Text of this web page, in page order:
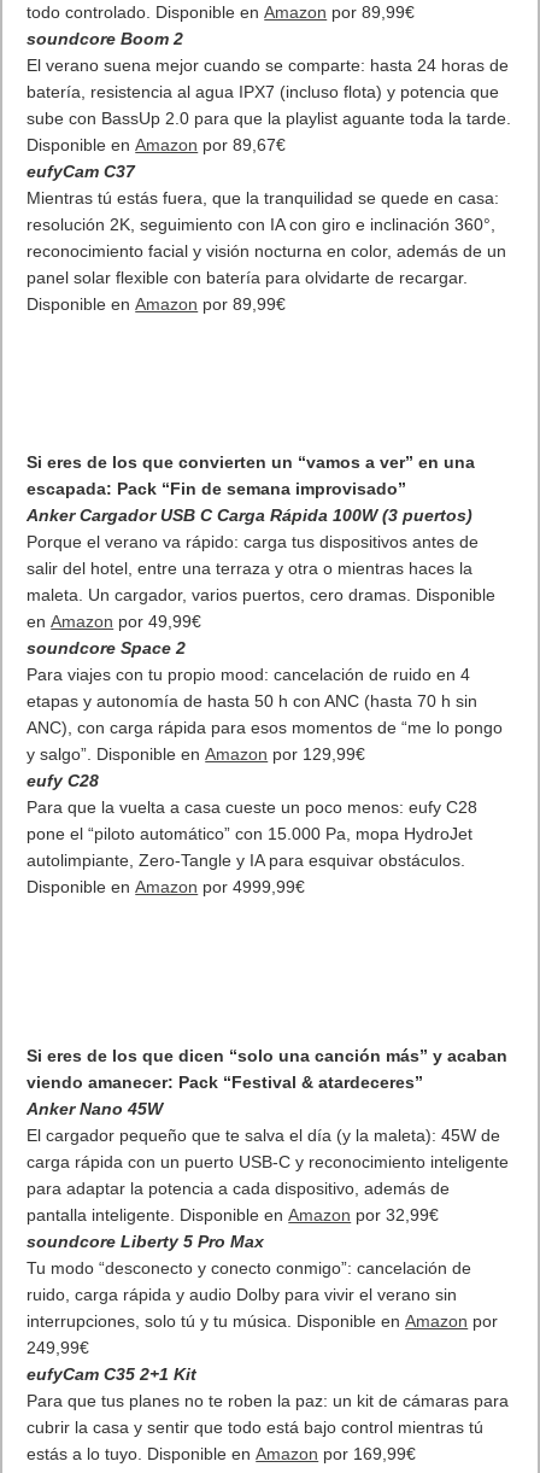
todo controlado. Disponible enAmazon por 89,99€
soundcore Boom 2
El verano suena mejor cuando se comparte: hasta 24 horas de
batería, resistencia al agua IPX7 (incluso flota) y potencia que
sube con BassUp 2.0 para que la playlist aguante toda la tarde.
Disponible enAmazon por 89,67€
eufyCam C37
Mientras tú estás fuera, que la tranquilidad se quede en casa:
resolución 2K, seguimiento con IA con giro e inclinación 360°,
reconocimiento facial y visión nocturna en color, además de un
panel solar flexible con batería para olvidarte de recargar.
Disponible enAmazon por 89,99€
Si eres de los que convierten un “vamos a ver” en una
escapada: Pack “Fin de semana improvisado”
Anker Cargador USB C Carga Rápida 100W (3 puertos)
Porque el verano va rápido: carga tus dispositivos antes de
salir del hotel, entre una terraza y otra o mientras haces la
maleta. Un cargador, varios puertos, cero dramas. Disponible
enAmazon por 49,99€
soundcore Space 2
Para viajes con tu propio mood: cancelación de ruido en 4
etapas y autonomía de hasta 50 h con ANC (hasta 70 h sin
ANC), con carga rápida para esos momentos de “me lo pongo
y salgo”. Disponible enAmazon por 129,99€
eufy C28
Para que la vuelta a casa cueste un poco menos: eufy C28
pone el “piloto automático” con 15.000 Pa, mopa HydroJet
autolimpiante, Zero‑Tangle y IA para esquivar obstáculos.
Disponible enAmazon por 4999,99€
Si eres de los que dicen “solo una canción más” y acaban
viendo amanecer: Pack “Festival & atardeceres”
Anker Nano 45W
El cargador pequeño que te salva el día (y la maleta): 45W de
carga rápida con un puerto USB‑C y reconocimiento inteligente
para adaptar la potencia a cada dispositivo, además de
pantalla inteligente. Disponible enAmazon por 32,99€
soundcore Liberty 5 Pro Max
Tu modo “desconecto y conecto conmigo”: cancelación de
ruido, carga rápida y audio Dolby para vivir el verano sin
interrupciones, solo tú y tu música. Disponible enAmazon por
249,99€
eufyCam C35 2+1 Kit
Para que tus planes no te roben la paz: un kit de cámaras para
cubrir la casa y sentir que todo está bajo control mientras tú
estás a lo tuyo. Disponible enAmazon por 169,99€